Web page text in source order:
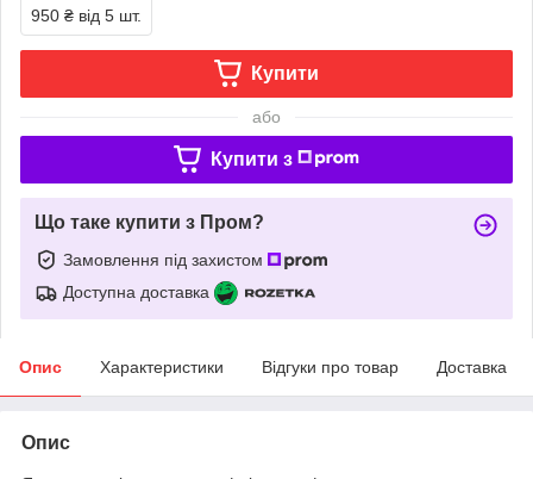
950 ₴ від 5 шт.
Купити
або
Купити з
Що таке купити з Пром?
Замовлення під захистом
Доступна доставка
Опис Характеристики Відгуки про товар Доставка
Опис